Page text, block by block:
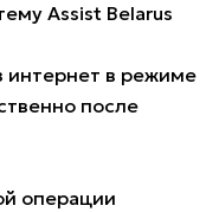
Assist Belarus
интернет в режиме
после
операции